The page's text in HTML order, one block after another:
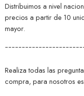
Distribuimos a nivel
precios a partir de 10
mayor.
Realiza todas las
compra, para nosotros